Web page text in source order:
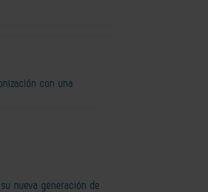
con una
nueva generación de